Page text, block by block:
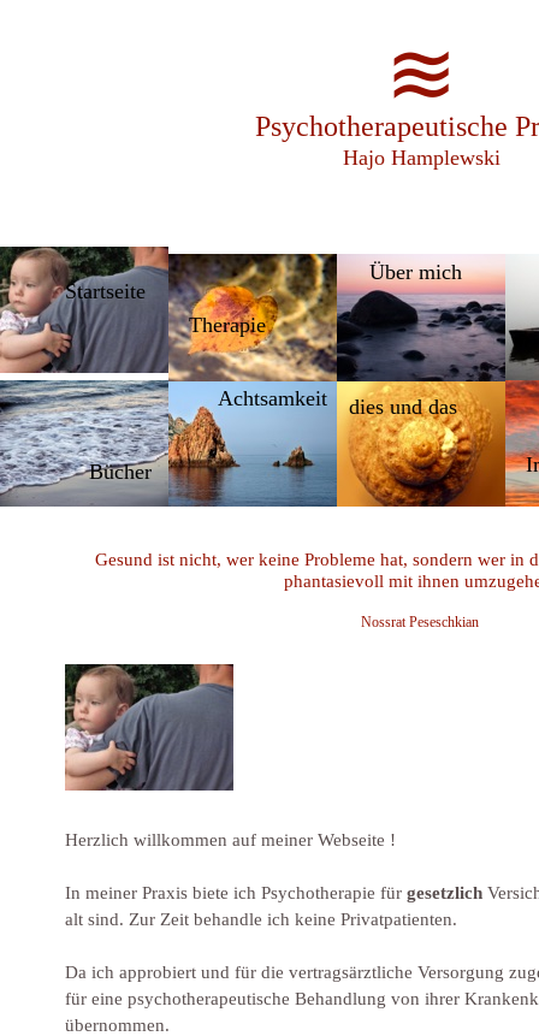
≋
Psychotherapeutische
Hajo Hamplewski
Gesund ist nicht, wer keine Probleme hat, sondern wer in
phantasievoll mit ihnen
Nossrat Peseschkian
Herzlich willkommen auf meiner Webseite !
In meiner Praxis biete ich Psychotherapie für gesetzlich
alt sind. Zur Zeit behandle ich keine Privatpatienten.
Da ich approbiert und für die vertragsärztliche Versorgung
für eine psychotherapeutische Behandlung von ihrer
übernommen.
Startseite
Über mich
Achtsamkeit dies und das
Therapie
Bücher